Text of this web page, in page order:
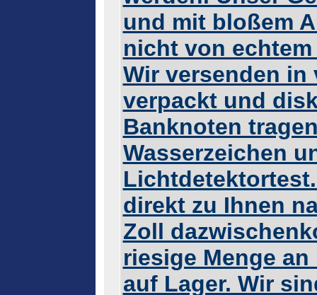
und mit bloßem
nicht von
Wir versenden in
verpackt und
Banknoten
Wasserzeichen
direkt zu Ihnen
Zoll
riesige Menge
auf Lager. Wir